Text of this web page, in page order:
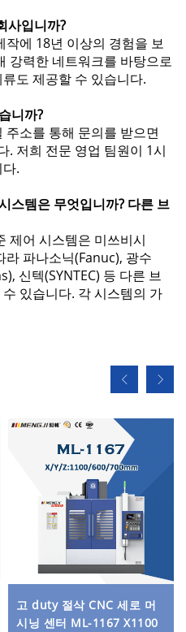
사입니까?
작에 18년 이상의 경험을 보
강력한 네트워크를 바탕으로
도 제공할 수 있습니다.
니까?
소를 통해 문의를 받으면
. 저희 전문 영업 팀원이 1시
.
스템은 무엇입니까? 다른 브
제어 시스템은 미쓰비시
파나소닉(Fanuc), 광수
신텍(SYNTEC) 등 다른 브
있습니다. 각 시스템의 가
고 duty 절삭 CNC 세로 머
시닝 센터 ML-1167 X1100